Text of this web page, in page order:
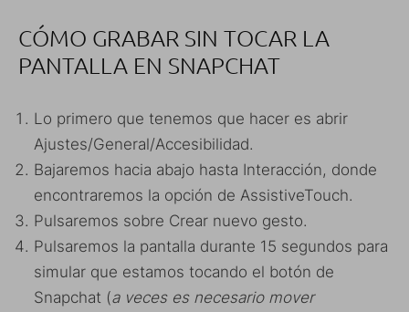
CÓMO GRABAR SIN TOCAR LA
PANTALLA EN SNAPCHAT
Lo primero que tenemos que hacer es abrir
Ajustes/General/Accesibilidad.
Bajaremos hacia abajo hasta Interacción, donde
encontraremos la opción de AssistiveTouch.
Pulsaremos sobre Crear nuevo gesto.
Pulsaremos la pantalla durante 15 segundos para
simular que estamos tocando el botón de
Snapchat (a veces es necesario mover